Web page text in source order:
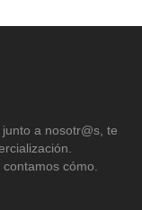
a nosotr@s, te
cómo.